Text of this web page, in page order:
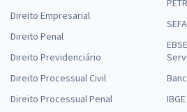
Direito Empresarial
Direito Penal
Direito Previdenciário
Direito Processual Civil
Direito Processual Penal
IBGE